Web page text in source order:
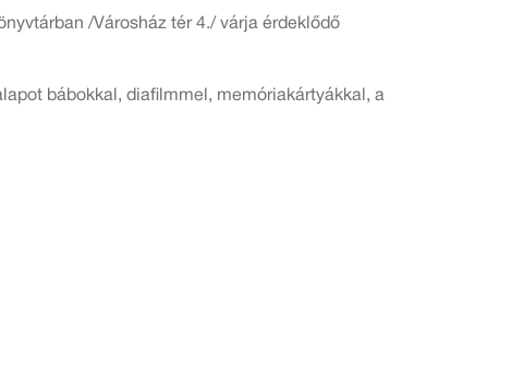
/Városház tér 4./ várja érdeklődő
bábokkal, diafilmmel, memóriakártyákkal, a